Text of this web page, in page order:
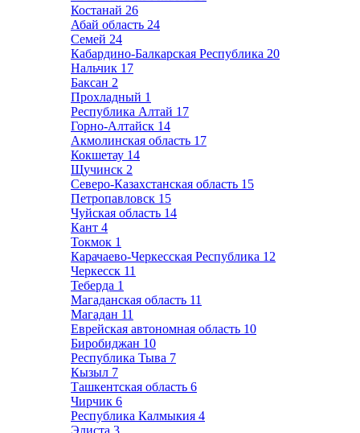
Костанай 26
Абай область 24
Семей 24
Кабардино-Балкарская Республика 20
Нальчик 17
Баксан 2
Прохладный 1
Республика Алтай 17
Горно-Алтайск 14
Акмолинская область 17
Кокшетау 14
Щучинск 2
Северо-Казахстанская область 15
Петропавловск 15
Чуйская область 14
Кант 4
Токмок 1
Карачаево-Черкесская Республика 12
Черкесск 11
Теберда 1
Магаданская область 11
Магадан 11
Еврейская автономная область 10
Биробиджан 10
Республика Тыва 7
Кызыл 7
Ташкентская область 6
Чирчик 6
Республика Калмыкия 4
Элиста 3